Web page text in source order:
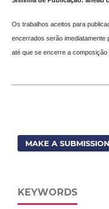
Os trabalhos aceitos para
encerrados serão imediatamente
até que se encerre a composição
MAKE A SUBMISSION
KEYWORDS